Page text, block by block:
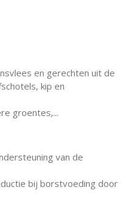
en gerechten uit de
kip en
groentes,...
van de
bij borstvoeding door